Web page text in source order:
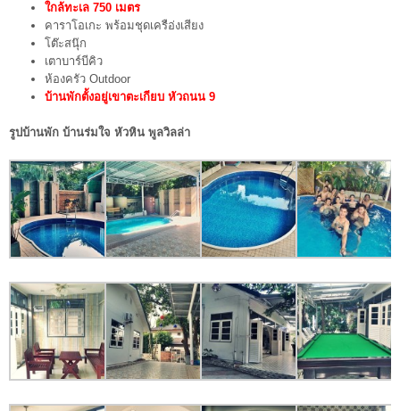
ใกล้ทะเล 750 เมตร
คาราโอเกะ พร้อมชุดเครือ่งเสียง
โต๊ะสนุ๊ก
เตาบาร์บีคิว
ห้องครัว Outdoor
บ้านพักตั้งอยู่เขาตะเกียบ หัวถนน 9
รูปบ้านพัก บ้านร่มใจ หัวหิน พูลวิลล่า